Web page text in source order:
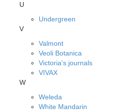
U
Undergreen
V
Valmont
Veoli Botanica
Victoria's journals
VIVAX
W
Weleda
White Mandarin